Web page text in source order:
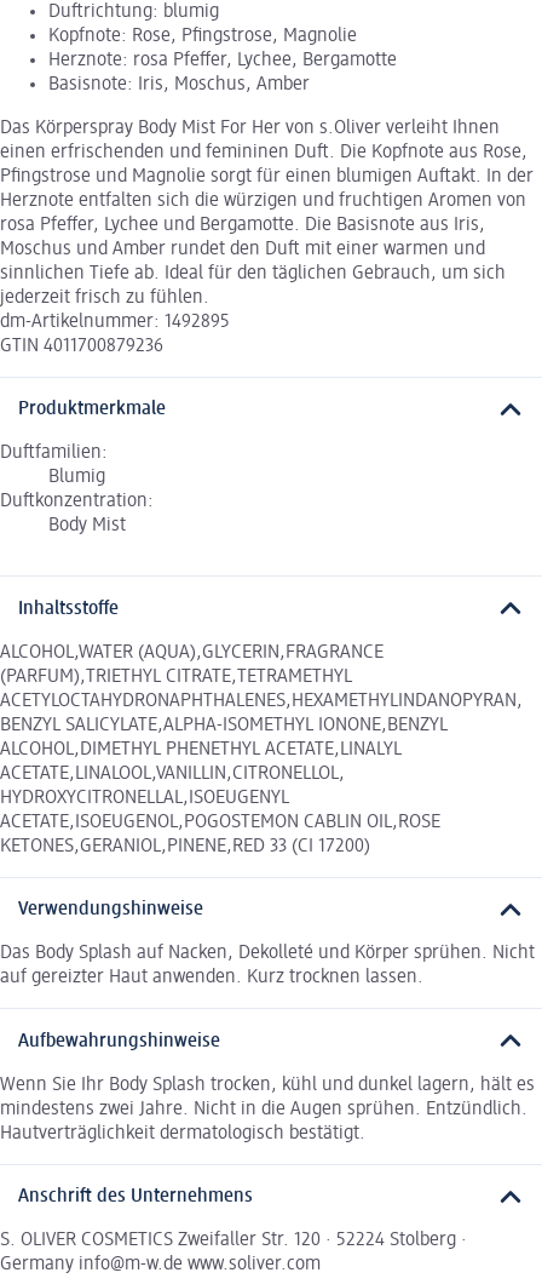
Duftrichtung: blumig
Kopfnote: Rose, Pfingstrose, Magnolie
Herznote: rosa Pfeffer, Lychee, Bergamotte
Basisnote: Iris, Moschus, Amber
Das Körperspray Body Mist For Her von s.Oliver verleiht Ihnen
einen erfrischenden und femininen Duft. Die Kopfnote aus Rose,
Pfingstrose und Magnolie sorgt für einen blumigen Auftakt. In der
Herznote entfalten sich die würzigen und fruchtigen Aromen von
rosa Pfeffer, Lychee und Bergamotte. Die Basisnote aus Iris,
Moschus und Amber rundet den Duft mit einer warmen und
sinnlichen Tiefe ab. Ideal für den täglichen Gebrauch, um sich
jederzeit frisch zu fühlen.
dm-Artikelnummer: 1492895
GTIN 4011700879236
Produktmerkmale
Duftfamilien:
Blumig
Duftkonzentration:
Body Mist
Inhaltsstoffe
ALCOHOL,WATER (AQUA),GLYCERIN,FRAGRANCE
(PARFUM),TRIETHYL CITRATE,TETRAMETHYL
ACETYLOCTAHYDRONAPHTHALENES,HEXAMETHYLINDANOPYRAN,
BENZYL SALICYLATE,ALPHA-ISOMETHYL IONONE,BENZYL
ALCOHOL,DIMETHYL PHENETHYL ACETATE,LINALYL
ACETATE,LINALOOL,VANILLIN,CITRONELLOL,
HYDROXYCITRONELLAL,ISOEUGENYL
ACETATE,ISOEUGENOL,POGOSTEMON CABLIN OIL,ROSE
KETONES,GERANIOL,PINENE,RED 33 (CI 17200)
Verwendungshinweise
Das Body Splash auf Nacken, Dekolleté und Körper sprühen. Nicht
auf gereizter Haut anwenden. Kurz trocknen lassen.
Aufbewahrungshinweise
Wenn Sie Ihr Body Splash trocken, kühl und dunkel lagern, hält es
mindestens zwei Jahre. Nicht in die Augen sprühen. Entzündlich.
Hautverträglichkeit dermatologisch bestätigt.
Anschrift des Unternehmens
S. OLIVER COSMETICS Zweifaller Str. 120 · 52224 Stolberg ·
Germany info@m-w.de www.soliver.com